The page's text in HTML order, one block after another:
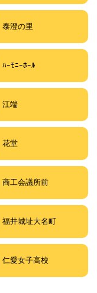
澄の里
ｰﾓﾆｰﾎｰﾙ
端
堂
工会議所前
井城址大名町
愛女子高校